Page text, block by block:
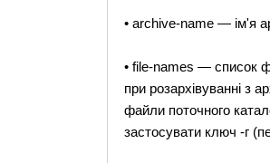
• archive-name — ім'я
• file-names — список
при розархівуванні з
файли поточного
застосувати ключ -г